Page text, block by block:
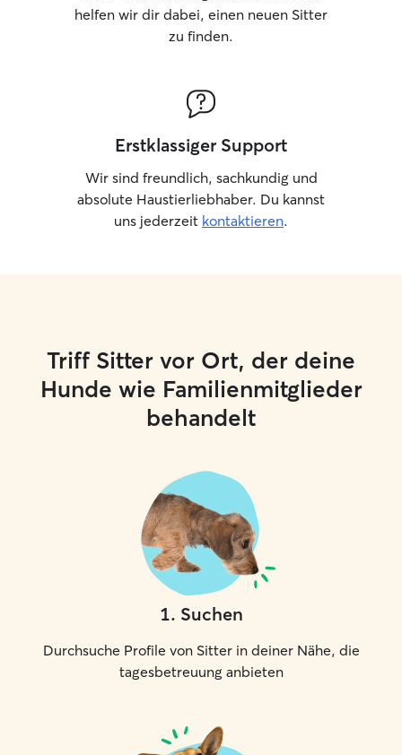
helfen wir dir dabei, einen neuen Sitter
zu finden.
Erstklassiger Support
Wir sind freundlich, sachkundig und
absolute Haustierliebhaber. Du kannst
uns jederzeit kontaktieren.
Triff Sitter vor Ort, der deine
Hunde wie Familienmitglieder
behandelt
1. Suchen
Durchsuche Profile von Sitter in deiner Nähe, die
tagesbetreuung anbieten